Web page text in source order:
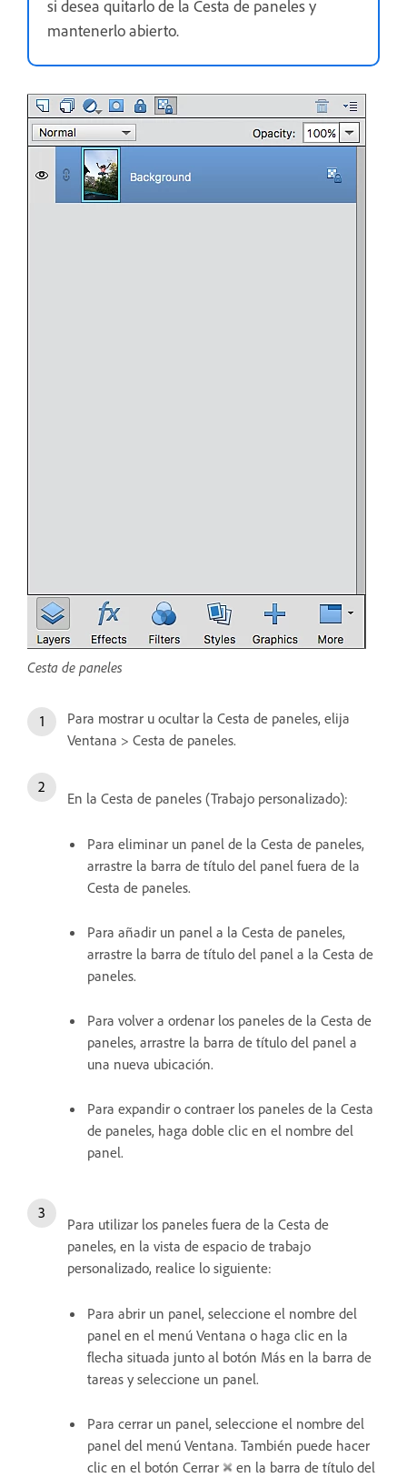
si desea quitarlo de la Cesta de paneles y
mantenerlo abierto.
Cesta de paneles
Para mostrar u ocultar la Cesta de paneles, elija
Ventana > Cesta de paneles.
En la Cesta de paneles (Trabajo personalizado):
Para eliminar un panel de la Cesta de paneles,
arrastre la barra de título del panel fuera de la
Cesta de paneles.
Para añadir un panel a la Cesta de paneles,
arrastre la barra de título del panel a la Cesta de
paneles.
Para volver a ordenar los paneles de la Cesta de
paneles, arrastre la barra de título del panel a
una nueva ubicación.
Para expandir o contraer los paneles de la Cesta
de paneles, haga doble clic en el nombre del
panel.
Para utilizar los paneles fuera de la Cesta de
paneles, en la vista de espacio de trabajo
personalizado, realice lo siguiente:
Para abrir un panel, seleccione el nombre del
panel en el menú Ventana o haga clic en la
flecha situada junto al botón Más en la barra de
tareas y seleccione un panel.
Para cerrar un panel, seleccione el nombre del
panel del menú Ventana. También puede hacer
clic en el botón Cerrar
en la barra de título del